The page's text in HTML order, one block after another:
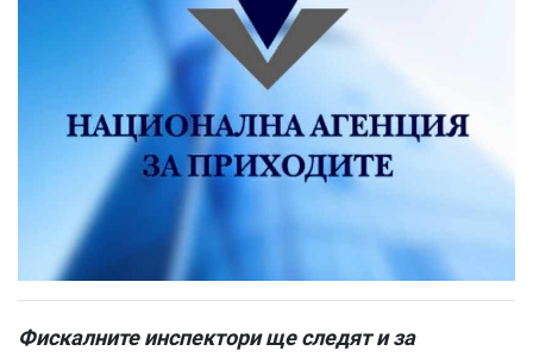
Фискалните инспектори ще следят и за